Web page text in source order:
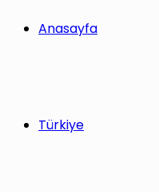
Anasayfa
Türkiye